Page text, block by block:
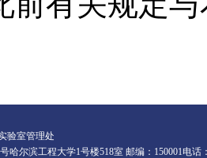
验室管理处
尔滨工程大学1号楼518室 邮编：150001电话